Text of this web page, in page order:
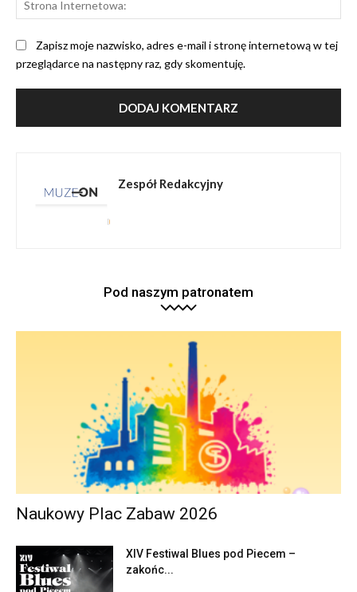
Zapisz moje nazwisko, adres e-mail i stronę internetową w tej
przeglądarce na następny raz, gdy skomentuję.
Zespół Redakcyjny
Pod naszym patronatem
Naukowy Plac Zabaw 2026
XIV Festiwal Blues pod Piecem –
zakońc...